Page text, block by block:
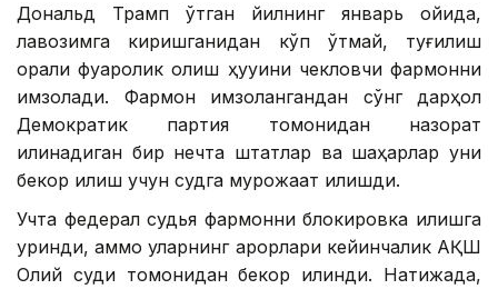
Дональд Трамп ўтган йилнинг январь ойида,
лавозимга киришганидан кўп ўтмай, туғилиш
орқали фуқаролик олиш ҳуқуқини чекловчи фармонни
имзолади. Фармон имзолангандан сўнг дарҳол
Демократик партия томонидан назорат
қилинадиган бир нечта штатлар ва шаҳарлар уни
бекор қилиш учун судга мурожаат қилишди.
Учта федерал судья фармонни блокировка қилишга
уринди, аммо уларнинг қарорлари кейинчалик АҚШ
Олий суди томонидан бекор қилинди. Натижада,